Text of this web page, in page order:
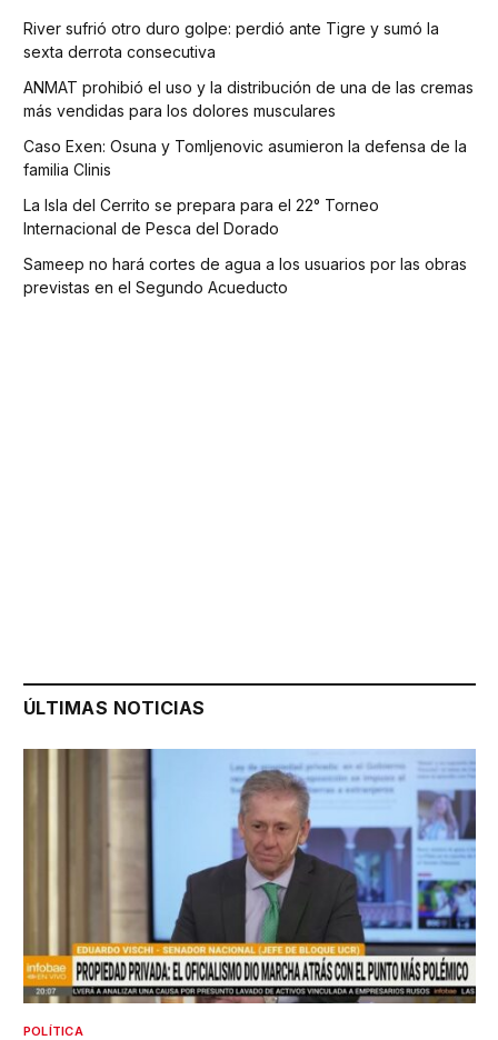
River sufrió otro duro golpe: perdió ante Tigre y sumó la
sexta derrota consecutiva
ANMAT prohibió el uso y la distribución de una de las cremas
más vendidas para los dolores musculares
Caso Exen: Osuna y Tomljenovic asumieron la defensa de la
familia Clinis
La Isla del Cerrito se prepara para el 22° Torneo
Internacional de Pesca del Dorado
Sameep no hará cortes de agua a los usuarios por las obras
previstas en el Segundo Acueducto
ÚLTIMAS NOTICIAS
POLÍTICA